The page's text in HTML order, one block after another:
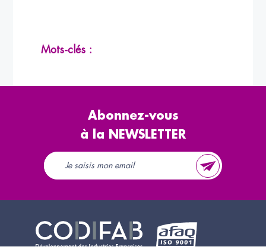
Mots-clés :
Abonnez-vous
à la NEWSLETTER